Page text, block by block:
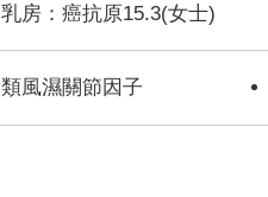
乳房：癌抗原15.3(女士)
類風濕關節因子